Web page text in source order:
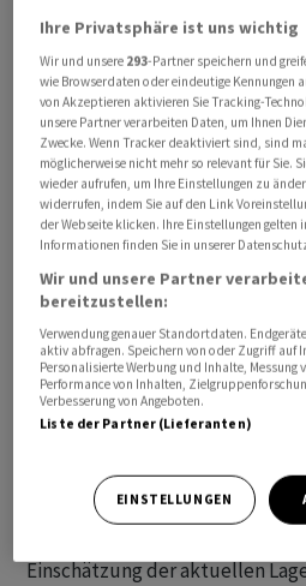
Zu Beginn der Woche richtete
daher unter anderem auf das
sein monatliches
Demnach hat sich die
Wirtschaft im Mai nach drei
dem Strich nicht verändert.
89,3 Punkten, während
Schnitt 90,4 Punkte erwartet
Wirtschaft arbeitet sich
heraus», kommentierte Ifo-
Auch Marktbeobachter
überraschenden Stagnation
Zukunft. «Der Ifo-Index
schrieb Chefvolkswirt Martin
Fondsgesellschaft DWS. So
Einschätzung der aktuellen
Ihre Privatsphäre ist uns wichtig
Wir und unsere 293-Partner speichern und
wie Browserdaten oder eindeutige Kennungen
von Akzeptieren aktivieren Sie Tracking-
unsere Partner verarbeiten Daten, um Ihnen
Zwecke. Wenn Tracker deaktiviert sind, sind
möglicherweise nicht mehr so relevant für Sie.
wieder aufrufen, um Ihre Einstellungen zu
widerrufen, indem Sie auf den Link
der Webseite klicken. Ihre Einstellungen gelten
Informationen finden Sie in unserer
Wir und unsere Partner
bereitzustellen:
Verwendung genauer Standortdaten.
aktiv abfragen. Speichern von oder Zugriff auf
Personalisierte Werbung und Inhalte, Messung
Performance von Inhalten,
Verbesserung von Angeboten.
Liste der Partner (Lieferanten)
EINSTELLUNGEN